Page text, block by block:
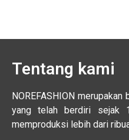
Tentang kami
NOREFASHION merupakan
yang telah berdiri sejak
memproduksi lebih dari